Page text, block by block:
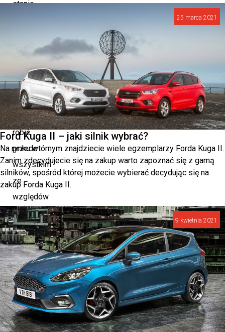
stanie,
unikniemy.
Warto
to
robić
przede
wszystkim
ze
względów
bezpieczeństwa.
Obecnie
nie
ma
problemu
ze
znalezieniem
właściwego
25 marca 2021
Ford Kuga II – jaki silnik wybrać?
Na rynku wtórnym znajdziecie wiele egzemplarzy Forda Kuga II.
Zanim zdecydujecie się na zakup warto zapoznać się z gamą
silników, spośród której możecie wybierać decydując się na
zakup Forda Kuga II.
9 kwietnia 2021